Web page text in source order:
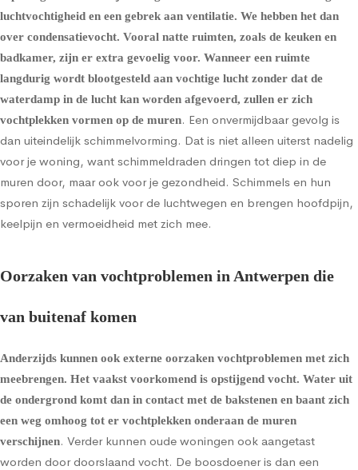
luchtvochtigheid en een gebrek aan ventilatie. We hebben het dan
over condensatievocht. Vooral natte ruimten, zoals de keuken en
badkamer, zijn er extra gevoelig voor. Wanneer een ruimte
langdurig wordt blootgesteld aan vochtige lucht zonder dat de
waterdamp in de lucht kan worden afgevoerd, zullen er zich
vochtplekken vormen op de muren. Een onvermijdbaar gevolg is
dan uiteindelijk schimmelvorming. Dat is niet alleen uiterst nadelig
voor je woning, want schimmeldraden dringen tot diep in de
muren door, maar ook voor je gezondheid. Schimmels en hun
sporen zijn schadelijk voor de luchtwegen en brengen hoofdpijn,
keelpijn en vermoeidheid met zich mee.
Oorzaken van vochtproblemen in Antwerpen die
van buitenaf komen
Anderzijds kunnen ook externe oorzaken vochtproblemen met zich
meebrengen. Het vaakst voorkomend is opstijgend vocht. Water uit
de ondergrond komt dan in contact met de bakstenen en baant zich
een weg omhoog tot er vochtplekken onderaan de muren
verschijnen. Verder kunnen oude woningen ook aangetast
worden door doorslaand vocht. De boosdoener is dan een